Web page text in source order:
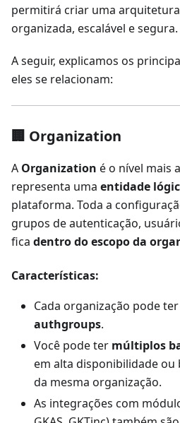
permitirá criar uma
organizada, escalável e segura.
A seguir, explicamos os
eles se relacionam:
🏢 Organization
A Organization é o nível mais
representa uma entidade
plataforma. Toda a
grupos de autenticação,
fica dentro do escopo da
Características:
Cada organização pode ter
authgroups.
Você pode ter múltiplos
em alta disponibilidade
da mesma organização.
As integrações com